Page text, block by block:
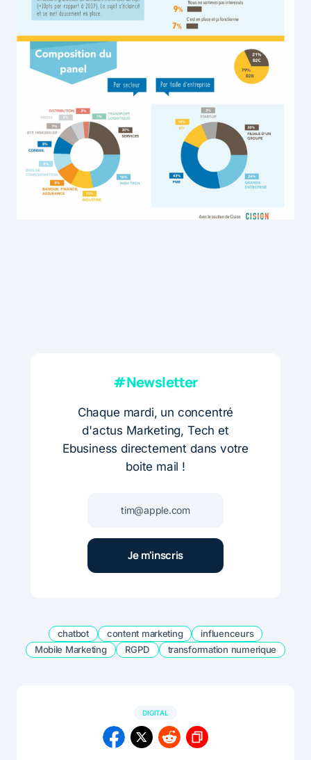
#Newsletter
Chaque mardi, un concentré
d'actus Marketing, Tech et
Ebusiness directement dans votre
boite mail !
chatbot content marketing
influenceurs
Mobile Marketing
RGPD transformation numerique
DIGITAL